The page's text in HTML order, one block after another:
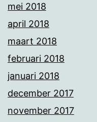
mei 2018
april 2018
maart 2018
februari 2018
januari 2018
december 2017
november 2017